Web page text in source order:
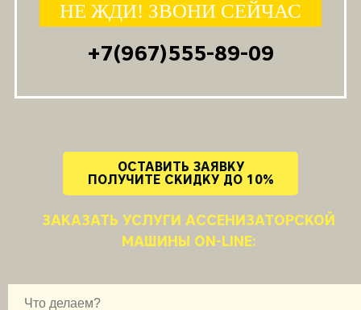
НЕ ЖДИ! ЗВОНИ СЕЙЧАС
+7(967)555-89-09
ОСТАВИТЬ ЗАЯВКУ
ПОЛУЧИТЕ СКИДКУ ДО 10%
ЗАКАЗАТЬ УСЛУГИ АССЕНИЗАТОРСКОЙ
МАШИНЫ ON-LINE: